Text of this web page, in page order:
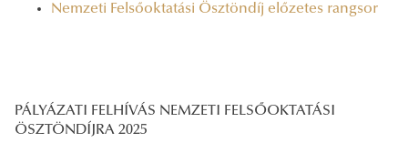
Nemzeti Felsőoktatási Ösztöndíj előzetes rangsor
PÁLYÁZATI FELHÍVÁS NEMZETI FELSŐOKTATÁSI
ÖSZTÖNDÍJRA 2025